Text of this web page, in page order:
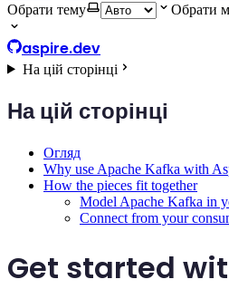
Обрати тему
Обрати
aspire.dev
На цій сторінці
На цій сторінці
Огляд
Why use Apache Kafka with
How the pieces fit together
Model Apache Kafka in
Connect from your
Get started